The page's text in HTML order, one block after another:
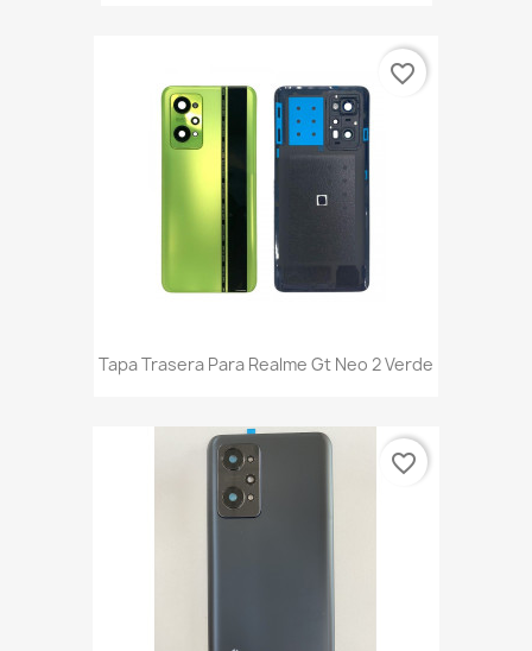
Tapa Trasera Para Realme Gt Neo 2 Verde
favorite_border
favorite_border